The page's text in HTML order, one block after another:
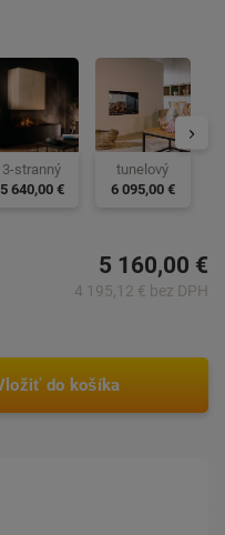
3-stranný
5 640,00 €
tunelový
6 095,00 €
5 160,00 €
4 195,12 € bez DPH
Vložiť do košíka